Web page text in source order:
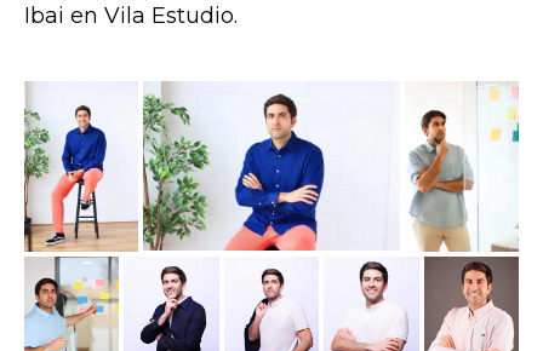
Ibai en Vila Estudio.